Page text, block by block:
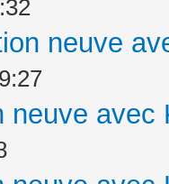
neuve
neuve avec